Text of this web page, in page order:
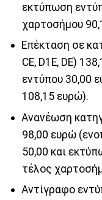
εκτύπωση
χαρτοσήμου
Επέκταση σε
CE, D1E, DE)
εντύπου 30,00
108,15 ευρώ).
Ανανέωση
98,00 ευρώ
50,00 και
τέλος
Αντίγραφο